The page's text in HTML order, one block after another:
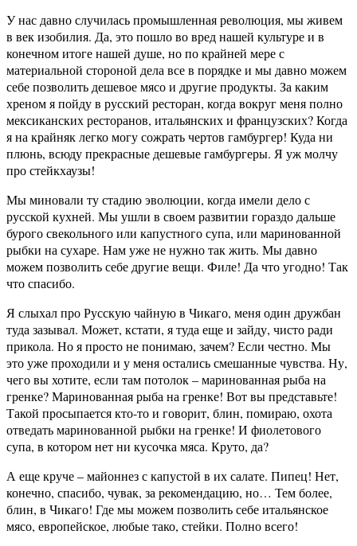
У нас давно случилась промышленная революция, мы живем
в век изобилия. Да, это пошло во вред нашей культуре и в
конечном итоге нашей душе, но по крайней мере с
материальной стороной дела все в порядке и мы давно можем
себе позволить дешевое мясо и другие продукты. За каким
хреном я пойду в русский ресторан, когда вокруг меня полно
мексиканских ресторанов, итальянских и французских? Когда
я на крайняк легко могу сожрать чертов гамбургер! Куда ни
плюнь, всюду прекрасные дешевые гамбургеры. Я уж молчу
про стейкхаузы!
Мы миновали ту стадию эволюции, когда имели дело с
русской кухней. Мы ушли в своем развитии гораздо дальше
бурого свекольного или капустного супа, или маринованной
рыбки на сухаре. Нам уже не нужно так жить. Мы давно
можем позволить себе другие вещи. Филе! Да что угодно! Так
что спасибо.
Я слыхал про Русскую чайную в Чикаго, меня один дружбан
туда зазывал. Может, кстати, я туда еще и зайду, чисто ради
прикола. Но я просто не понимаю, зачем? Если честно. Мы
это уже проходили и у меня остались смешанные чувства. Ну,
чего вы хотите, если там потолок – маринованная рыба на
гренке? Маринованная рыба на гренке! Вот вы представьте!
Такой просыпается кто-то и говорит, блин, помираю, охота
отведать маринованной рыбки на гренке! И фиолетового
супа, в котором нет ни кусочка мяса. Круто, да?
А еще круче – майоннез с капустой в их салате. Пипец! Нет,
конечно, спасибо, чувак, за рекомендацию, но… Тем более,
блин, в Чикаго! Где мы можем позволить себе итальянское
мясо, европейское, любые тако, стейки. Полно всего!